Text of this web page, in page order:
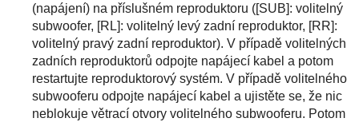
(napájení) na příslušném reproduktoru ([SUB]: volitelný
subwoofer, [RL]: volitelný levý zadní reproduktor, [RR]:
volitelný pravý zadní reproduktor). V případě volitelných
zadních reproduktorů odpojte napájecí kabel a potom
restartujte reproduktorový systém. V případě volitelného
subwooferu odpojte napájecí kabel a ujistěte se, že nic
neblokuje větrací otvory volitelného subwooferu. Potom